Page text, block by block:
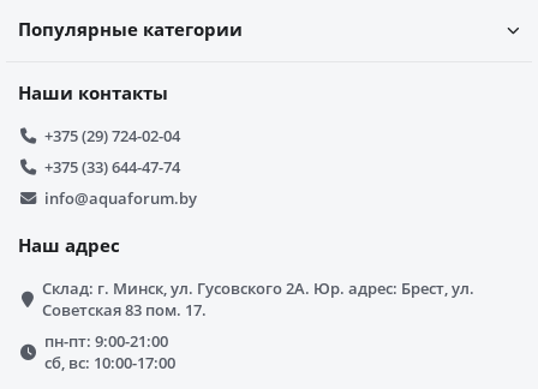
Популярные категории
Наши контакты
+375 (29) 724-02-04
+375 (33) 644-47-74
info@aquaforum.by
Наш адрес
Склад: г. Минск, ул. Гусовского 2А. Юр. адрес: Брест, ул.
Советская 83 пом. 17.
пн-пт: 9:00-21:00
сб, вс: 10:00-17:00